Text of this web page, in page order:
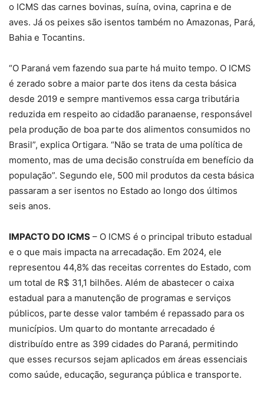
o ICMS das carnes bovinas, suína, ovina, caprina e de
aves. Já os peixes são isentos também no Amazonas, Pará,
Bahia e Tocantins.
“O Paraná vem fazendo sua parte há muito tempo. O ICMS
é zerado sobre a maior parte dos itens da cesta básica
desde 2019 e sempre mantivemos essa carga tributária
reduzida em respeito ao cidadão paranaense, responsável
pela produção de boa parte dos alimentos consumidos no
Brasil”, explica Ortigara. “Não se trata de uma política de
momento, mas de uma decisão construída em benefício da
população”. Segundo ele, 500 mil produtos da cesta básica
passaram a ser isentos no Estado ao longo dos últimos
seis anos.
IMPACTO DO ICMS – O ICMS é o principal tributo estadual
e o que mais impacta na arrecadação. Em 2024, ele
representou 44,8% das receitas correntes do Estado, com
um total de R$ 31,1 bilhões. Além de abastecer o caixa
estadual para a manutenção de programas e serviços
públicos, parte desse valor também é repassado para os
municípios. Um quarto do montante arrecadado é
distribuído entre as 399 cidades do Paraná, permitindo
que esses recursos sejam aplicados em áreas essenciais
como saúde, educação, segurança pública e transporte.